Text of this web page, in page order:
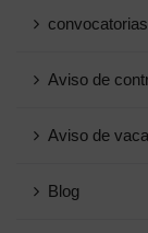
Aviso de
Aviso de
Blog